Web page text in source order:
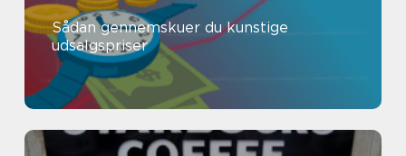
Sådan gennemskuer du kunstige
udsalgspriser